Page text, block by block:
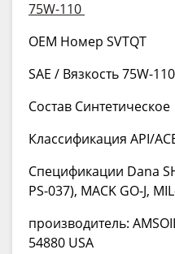
75W-110
OEM Номер SVTQT
SAE / Вязкость 75W-110
Состав Синтетическое
Классификация API/
Спецификации Dana
PS-037), MACK GO-J,
производитель:
54880 USA